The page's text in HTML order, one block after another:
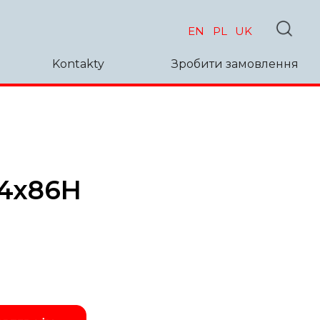
EN PL UK
Kontakty Зробити замовлення